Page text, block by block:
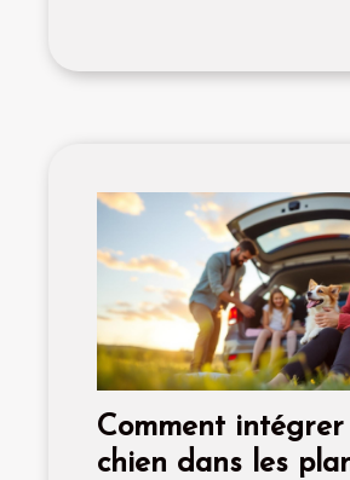
Comment intégrer
chien dans les